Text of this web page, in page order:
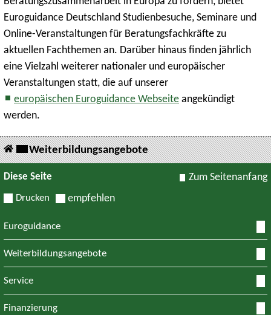
Euroguidance Deutschland Studienbesuche, Seminare und
Online-Veranstaltungen für Beratungsfachkräfte zu
aktuellen Fachthemen an. Darüber hinaus finden jährlich
eine Vielzahl weiterer nationaler und europäischer
Veranstaltungen statt, die auf unserer
europäischen Euroguidance Webseite angekündigt
werden.
Weiterbildungsangebote
Diese Seite
Drucken empfehlen
Zum Seitenanfang
Euroguidance
Weiterbildungsangebote
Service
Finanzierung